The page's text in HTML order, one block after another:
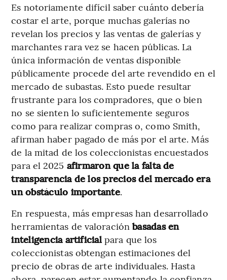
Es notoriamente difícil saber cuánto debería
costar el arte, porque muchas galerías no
revelan los precios y las ventas de galerías y
marchantes rara vez se hacen públicas. La
única información de ventas disponible
públicamente procede del arte revendido en el
mercado de subastas. Esto puede resultar
frustrante para los compradores, que o bien
no se sienten lo suficientemente seguros
como para realizar compras o, como Smith,
afirman haber pagado de más por el arte. Más
de la mitad de los coleccionistas encuestados
para el 2025 afirmaron que la falta de
transparencia de los precios del mercado era
un obstáculo importante.
En respuesta, más empresas han desarrollado
herramientas de valoraciónbasadas en
inteligencia artificialpara que los
coleccionistas obtengan estimaciones del
precio de obras de arte individuales. Hasta